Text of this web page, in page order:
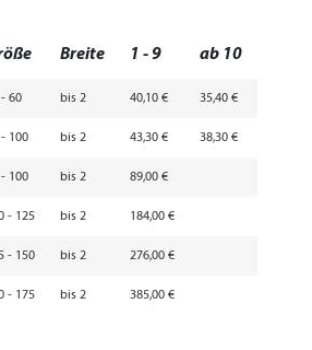
Breite 1 - 9 ab 10
60 bis 2 40,10 € 35,40 €
100 bis 2 43,30 € 38,30 €
100 bis 2 89,00 €
- 125 bis 2 184,00 €
- 150 bis 2 276,00 €
- 175 bis 2 385,00 €